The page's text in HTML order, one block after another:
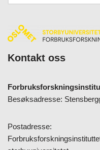
Kontakt oss
Besøksadresse:
Postadresse: